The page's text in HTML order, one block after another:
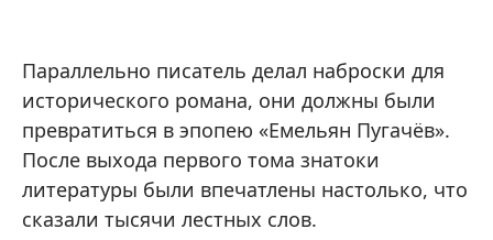
Параллельно писатель делал наброски для
исторического романа, они должны были
превратиться в эпопею «Емельян Пугачёв».
После выхода первого тома знатоки
литературы были впечатлены настолько, что
сказали тысячи лестных слов.